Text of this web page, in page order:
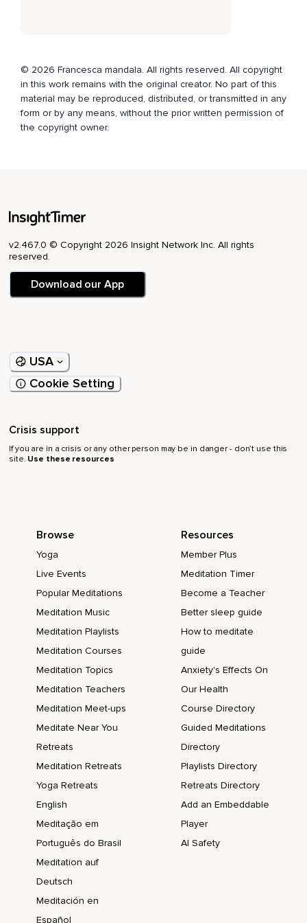
Di nuovo prendi un profondo respiro dal naso,
Dalle narici e rilassa ancora di più espirando,
Un profondo espiro.
Nel verde,
Tranquillo,
Un campo poi finito di fiori o la cima di una montagna verde
ricca di tapezzamenti di verde colorato diverso,
Boschi,
Oppure immagina di immergerti nell'acqua azzurra profonda
del mare circondato da pesci che tranquillamente navigano
Sereni,
Al sicuro,
cascata,
getta a vari gradini,
Nel letto di un fiume che scorre lentamente,
Questo fiume che scorre lento come il tuo espiro,
L'espiro che si adagia perché ti stai lasciando andare.
Inespira dal naso ed espirando rilassa tutte le piccole
Rilassa la colonna vertebrale,
Le scapole puggiate sul terreno,
Rilassa le spalle,
Inspira profondo quasi a percepire l'odore della natura,
Degli alberi,
© 2026 Francesca mandala. All rights reserved. All copyright
in this work remains with the original creator. No part of this
material may be reproduced, distributed, or transmitted in any
form or by any means, without the prior written permission of
the copyright owner.
v2.467.0 © Copyright 2026 Insight Network Inc. All rights
reserved.
Download our App
USA
Cookie Setting
Crisis support
If you are in a crisis or any other person may be in danger - don’t use this
site. Use these resources
Browse
Yoga
Live Events
Popular Meditations
Meditation Music
Meditation Playlists
Meditation Courses
Meditation Topics
Meditation Teachers
Meditation Meet-ups
Meditate Near You
Retreats
Meditation Retreats
Yoga Retreats
English
Meditação em
Português do Brasil
Meditation auf
Deutsch
Meditación en
Español
Resources
Member Plus
Meditation Timer
Become a Teacher
Better sleep guide
How to meditate
guide
Anxiety's Effects On
Our Health
Course Directory
Guided Meditations
Directory
Playlists Directory
Retreats Directory
Add an Embeddable
Player
AI Safety